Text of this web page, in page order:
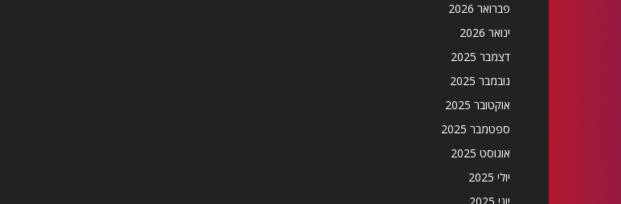
פברואר 2026
ינואר 2026
דצמבר 2025
נובמבר 2025
אוקטובר 2025
ספטמבר 2025
אוגוסט 2025
יולי 2025